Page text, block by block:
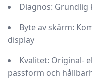
Diagnos: Grundlig
Byte av skärm:
display
Kvalitet: Original-
passform och